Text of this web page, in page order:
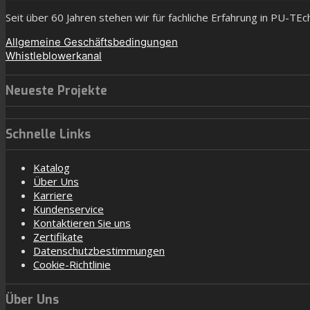
Seit über 60 Jahren stehen wir für fachliche Erfahrung in PU-
Allgemeine Geschäftsbedingungen
Whistleblowerkanal
Neueste Projekte
Schnelle Links
Katalog
Über Uns
Karriere
Kundenservice
Kontaktieren Sie uns
Zertifikate
Datenschutzbestimmungen
Cookie-Richtlinie
Über Uns